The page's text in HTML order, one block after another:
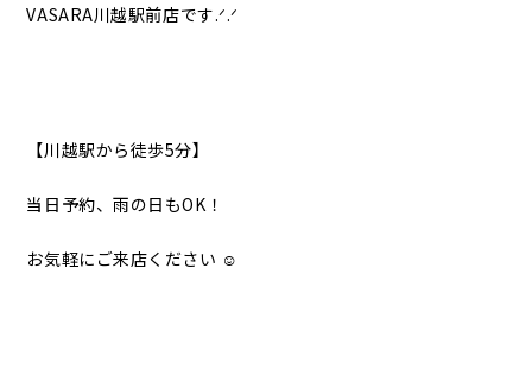
VASARA川越駅前店です.ᐟ.ᐟ
【川越駅から徒歩5分】
当日予約、雨の日もOK！
お気軽にご来店ください ☺︎